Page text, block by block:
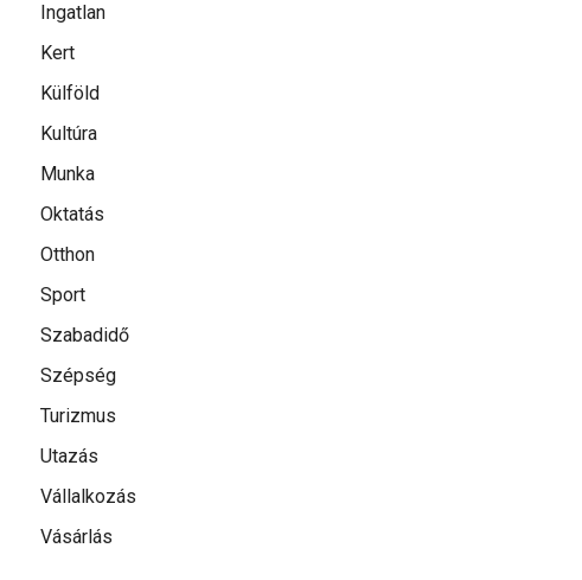
Ingatlan
Kert
Külföld
Kultúra
Munka
Oktatás
Otthon
Sport
Szabadidő
Szépség
Turizmus
Utazás
Vállalkozás
Vásárlás